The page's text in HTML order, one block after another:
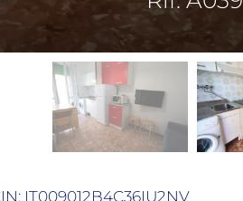
IT009012B4C36IU2NV